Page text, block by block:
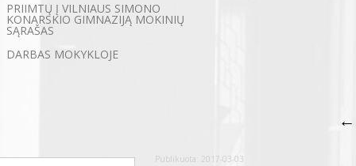
PRIIMTŲ Į VILNIAUS SIMONO
KONARSKIO GIMNAZIJĄ MOKINIŲ
SĄRAŠAS
DARBAS MOKYKLOJE
←
Publikuota: 2017-03-03